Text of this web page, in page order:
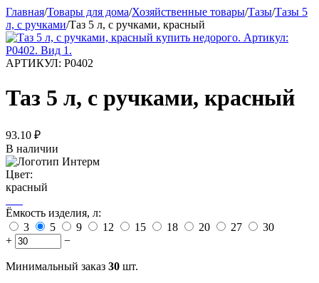
Главная/Товары для дома/Хозяйственные товары/Тазы/Тазы 5
л, с ручками/Таз 5 л, с ручками, красный
АРТИКУЛ: Р0402
Таз 5 л, с ручками, красный
93.10 ₽
В наличии
Цвет:
красный
Ёмкость изделия, л:
3
5 9 12 15 18 20 27
30
+
−
Минимальный заказ 30 шт.